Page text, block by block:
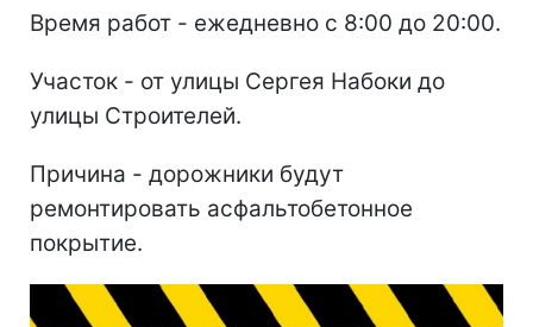
Время работ - ежедневно с 8:00 до 20:00.
Участок - от улицы Сергея Набоки до
улицы Строителей.
Причина - дорожники будут
ремонтировать асфальтобетонное
покрытие.